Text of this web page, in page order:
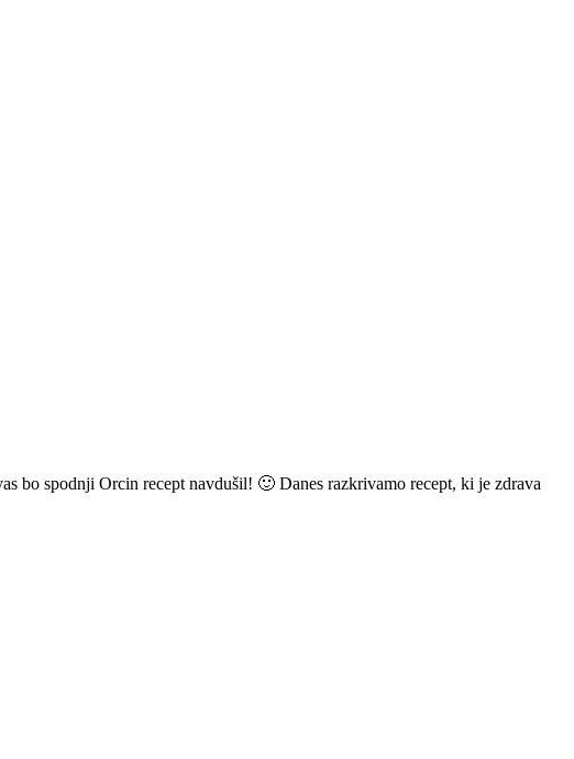
bo spodnji Orcin recept navdušil! 🙂 Danes razkrivamo recept, ki je zdrava